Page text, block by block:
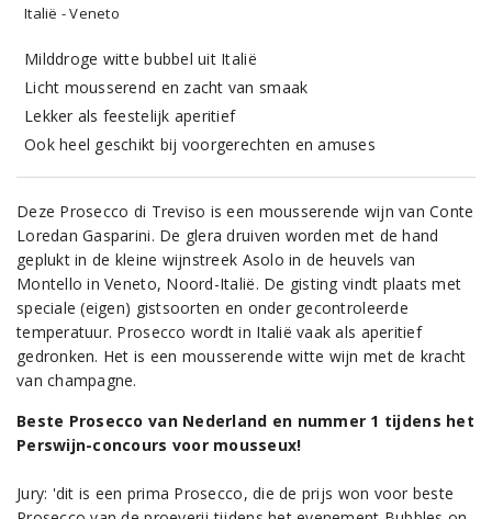
Italië - Veneto
Milddroge witte bubbel uit Italië
Licht mousserend en zacht van smaak
Lekker als feestelijk aperitief
Ook heel geschikt bij voorgerechten en amuses
Deze Prosecco di Treviso is een mousserende wijn van Conte
Loredan Gasparini. De glera druiven worden met de hand
geplukt in de kleine wijnstreek Asolo in de heuvels van
Montello in Veneto, Noord-Italië. De gisting vindt plaats met
speciale (eigen) gistsoorten en onder gecontroleerde
temperatuur. Prosecco wordt in Italië vaak als aperitief
gedronken. Het is een mousserende witte wijn met de kracht
van champagne.
Beste Prosecco van Nederland en nummer 1 tijdens het
Perswijn-concours voor mousseux!
Jury: 'dit is een prima Prosecco, die de prijs won voor beste